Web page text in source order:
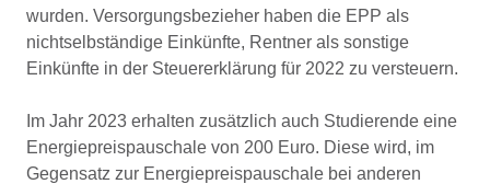
wurden. Versorgungsbezieher haben die EPP als
nichtselbständige Einkünfte, Rentner als sonstige
Einkünfte in der Steuererklärung für 2022 zu versteuern.
Im Jahr 2023 erhalten zusätzlich auch Studierende eine
Energiepreispauschale von 200 Euro. Diese wird, im
Gegensatz zur Energiepreispauschale bei anderen